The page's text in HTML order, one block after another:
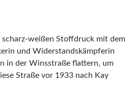
scharz-weißen Stoffdruck mit dem
und Widerstandskämpferin
in der Winsstraße flattern, um
Straße vor 1933 nach Kay